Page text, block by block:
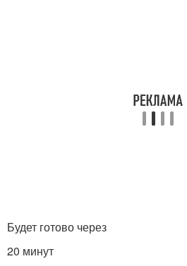
Будет готово через
20 минут